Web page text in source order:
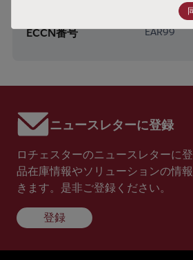
ECCN番号 EAR99
ニュースレターに登録
ロチェスターのニュースレターに
品在庫情報やソリューションの情
きます。是非ご登録ください。
登録